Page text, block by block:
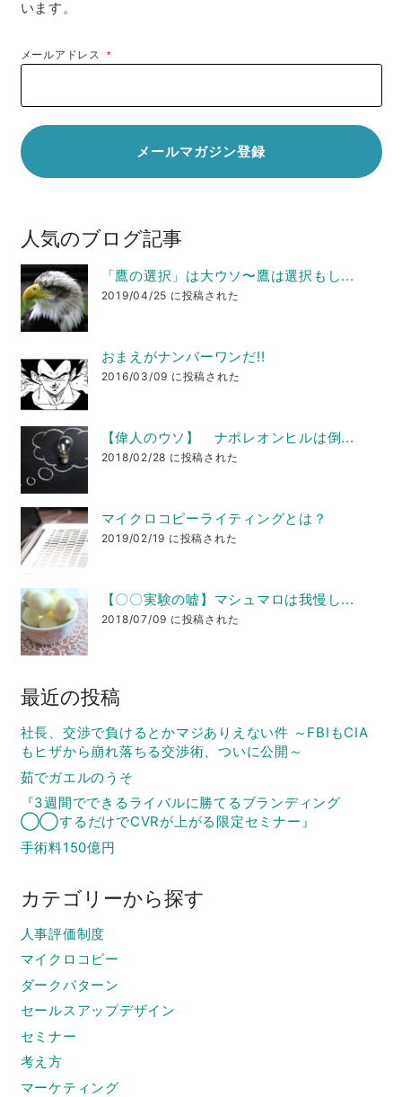
います。
メールアドレス*
人気のブログ記事
「鷹の選択」は大ウソ〜鷹は選択もし...
2019/04/25 に投稿された
おまえがナンバーワンだ!!
2016/03/09 に投稿された
【偉人のウソ】 ナポレオンヒルは倒...
2018/02/28 に投稿された
マイクロコピーライティングとは？
2019/02/19 に投稿された
【〇〇実験の嘘】マシュマロは我慢し...
2018/07/09 に投稿された
最近の投稿
社長、交渉で負けるとかマジありえない件 ～FBIもCIA
もヒザから崩れ落ちる交渉術、ついに公開～
茹でガエルのうそ
『3週間でできるライバルに勝てるブランディング
◯◯するだけでCVRが上がる限定セミナー』
手術料150億円
カテゴリーから探す
人事評価制度
マイクロコピー
ダークパターン
セールスアップデザイン
セミナー
考え方
マーケティング